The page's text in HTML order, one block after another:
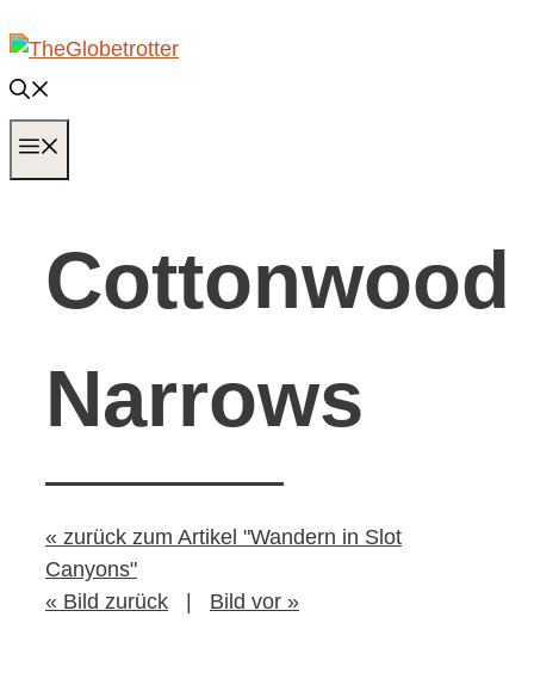
Inhalt
springen
Cottonwood
Narrows
« zurück zum Artikel "Wandern in Slot
Canyons"
« Bild zurück
| Bild vor »